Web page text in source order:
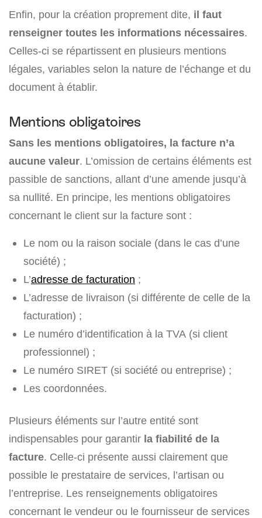
Enfin, pour la création proprement dite, il faut
renseigner toutes les informations nécessaires.
Celles-ci se répartissent en plusieurs mentions
légales, variables selon la nature de l’échange et du
document à établir.
Mentions obligatoires
Sans les mentions obligatoires, la facture n’a
aucune valeur. L’omission de certains éléments est
passible de sanctions, allant d’une amende jusqu’à
sa nullité. En principe, les mentions obligatoires
concernant le client sur la facture sont :
Le nom ou la raison sociale (dans le cas d’une
société) ;
L’adresse de facturation ;
L’adresse de livraison (si différente de celle de la
facturation) ;
Le numéro d’identification à la TVA (si client
professionnel) ;
Le numéro SIRET (si société ou entreprise) ;
Les coordonnées.
Plusieurs éléments sur l’autre entité sont
indispensables pour garantir la fiabilité de la
facture. Celle-ci présente aussi clairement que
possible le prestataire de services, l’artisan ou
l’entreprise. Les renseignements obligatoires
concernant le vendeur ou le fournisseur de services